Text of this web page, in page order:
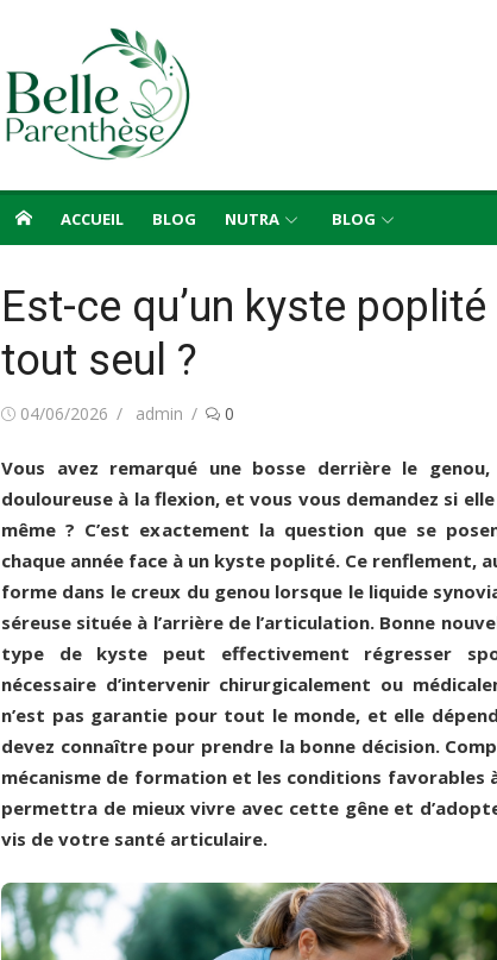
ACCUEIL BLOG NUTRA BLOG
Est-ce qu’un kyste
tout seul ?
Publié04/06/2026 Auteur/autrice
admin 0
Vous avez remarqué une bosse derrière le
douloureuse à la flexion, et vous vous demandez si
même ? C’est exactement la question que se
chaque année face à un kyste poplité. Ce renflement,
forme dans le creux du genou lorsque le liquide
séreuse située à l’arrière de l’articulation. Bonne
type de kyste peut effectivement régresser
nécessaire d’intervenir chirurgicalement ou
n’est pas garantie pour tout le monde, et elle
devez connaître pour prendre la bonne décision.
mécanisme de formation et les conditions favorables
permettra de mieux vivre avec cette gêne et
vis de votre santé articulaire.